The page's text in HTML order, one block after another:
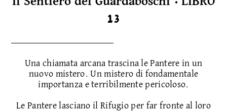
13
Una chiamata arcana trascina le Pantere in un
nuovo mistero. Un mistero di fondamentale
importanza e terribilmente pericoloso.
Le Pantere lasciano il Rifugio per far fronte al loro